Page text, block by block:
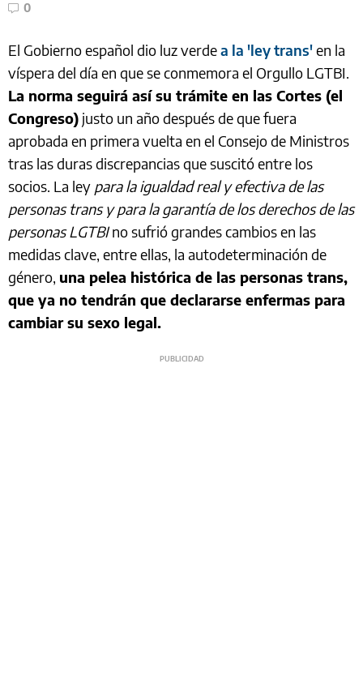
0
El Gobierno español dio luz verdea la 'ley trans'en la
víspera del día en que se conmemora el Orgullo LGTBI.
La norma seguirá así su trámite en las Cortes (el
Congreso) justo un año después de que fuera
aprobada en primera vuelta en el Consejo de Ministros
tras las duras discrepancias que suscitó entre los
socios. La ley para la igualdad real y efectiva de las
personas trans y para la garantía de los derechos de las
personas LGTBIno sufrió grandes cambios en las
medidas clave, entre ellas, la autodeterminación de
género, una pelea histórica de las personas trans,
que ya no tendrán que declararse enfermas para
cambiar su sexo legal.